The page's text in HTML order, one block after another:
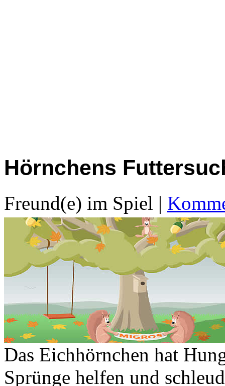
Hörnchens
Freund(e) im Spiel |
Das Eichhörnchen hat
Sprünge helfen und